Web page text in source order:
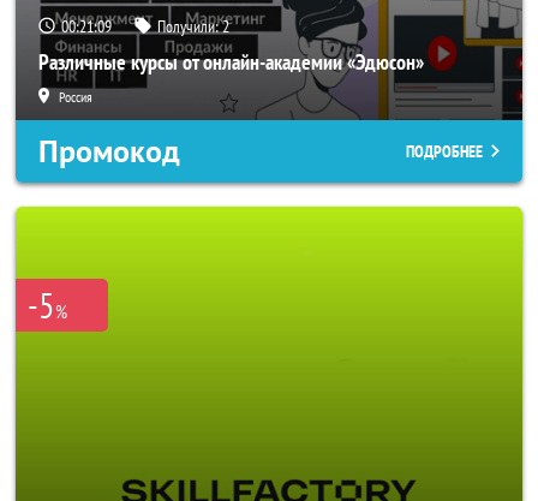
00:21:06 Получили:2
Различные курсы от онлайн-академии «Эдюсон»
Россия
Промокод ПОДРОБНЕЕ
-5%